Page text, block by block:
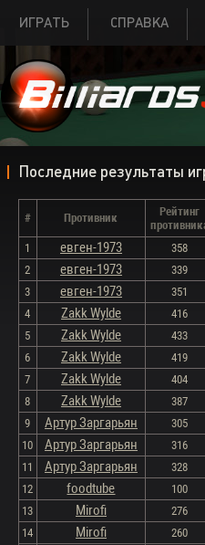
ИГРАТЬ СПРАВКА
Последние результаты
# Противник
Рейтинг
1 евген-1973 358
2
евген-1973 339
3
евген-1973 351
4
Zakk Wylde 416
5
Zakk Wylde 433
6
Zakk Wylde 419
7
Zakk Wylde 404
8
Zakk Wylde 387
9
Артур Заргарьян 305
10
Артур Заргарьян 316
11
Артур Заргарьян 328
12
foodtube 100
13
Mirofi 276
14
Mirofi 260